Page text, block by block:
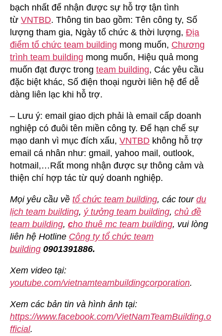
bạch nhất để nhận được sự hỗ trợ tận tình
từ VNTBD. Thông tin bao gồm: Tên công ty, Số
lượng tham gia, Ngày tổ chức & thời lượng, Địa
điểm tổ chức team building mong muốn, Chương
trình team building mong muốn, Hiệu quả mong
muốn đạt được trong team building, Các yêu cầu
đặc biệt khác, Số điện thoại người liên hệ để dễ
dàng liên lạc khi hỗ trợ.
– Lưu ý: email giao dịch phải là email cấp doanh
nghiệp có đuôi tên miền công ty. Để hạn chế sự
mạo danh vì mục đích xấu, VNTBD không hỗ trợ
email cá nhân như: gmail, yahoo mail, outlook,
hotmail,…Rất mong nhận được sự thông cảm và
thiện chí hợp tác từ quý doanh nghiệp.
Mọi yêu cầu về tổ chức team building, các tour du
lịch team building, ý tưởng team building, chủ đề
team building, cho thuê mc team building, vui lòng
liên hệ Hotline Công ty tổ chức team
building 0901391886.
Xem video tại:
youtube.com/vietnamteambuildingcorporation.
Xem các bản tin và hình ảnh tại:
https://www.facebook.com/VietNamTeamBuilding.o
fficial.